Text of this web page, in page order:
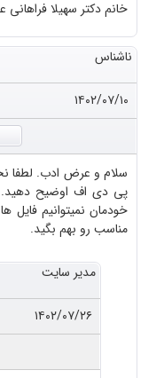
خانم دکتر سهیلا
ناشناس
۱۴۰۲/۰۷/۱۰
سلام و عرض ادب. لطفا
پی دی اف اوضیح دهید.
خودمان نمیتوانیم فایل
مناسب رو بهم بگید.
مدیر سایت
۱۴۰۲/۰۷/۲۶